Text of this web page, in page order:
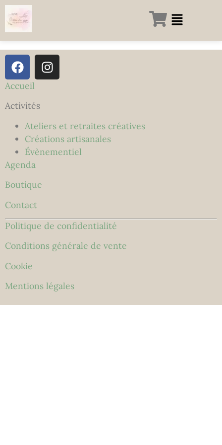
Accueil
Activités
Ateliers et retraites créatives
Créations artisanales
Évènementiel
Agenda
Boutique
Contact
Politique de confidentialité
Conditions générale de vente
Cookie
Mentions légales